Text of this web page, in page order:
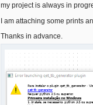
my project is always in
I am attaching some prints
Thanks in advance.